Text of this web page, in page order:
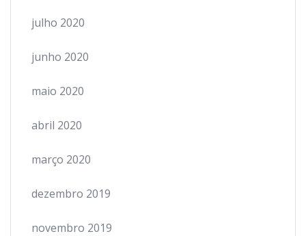
julho 2020
junho 2020
maio 2020
abril 2020
março 2020
dezembro 2019
novembro 2019